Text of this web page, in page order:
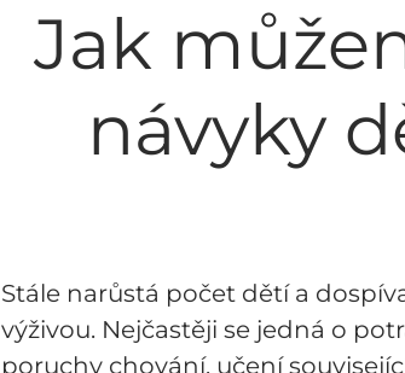
Jak
návyky
Stále narůstá počet dětí a
výživou. Nejčastěji se jedná o
poruchy chování, učení